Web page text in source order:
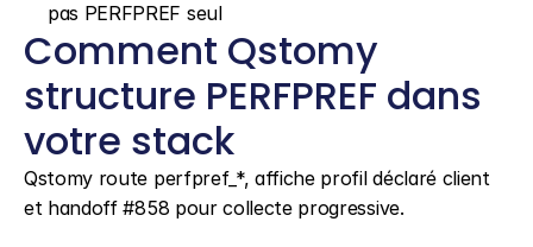
pas PERFPREF seul
Comment Qstomy
structure PERFPREF dans
votre stack
Qstomy route perfpref_*, affiche profil déclaré client
et handoff #858 pour collecte progressive.